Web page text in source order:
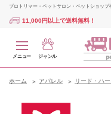
プロトリマー・ペットサロン・ペットショップ
11,000円以上で送料無料！
メニュー ジャンル
ホーム アパレル リード・ハ